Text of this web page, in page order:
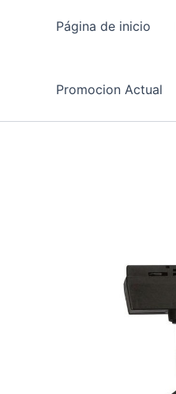
Página de inicio
Promocion Actual